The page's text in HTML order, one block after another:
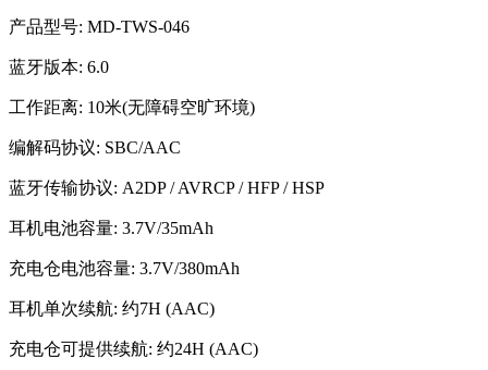
产品型号: MD-TWS-046
蓝牙版本: 6.0
工作距离: 10米(无障碍空旷环境)
编解码协议: SBC/AAC
蓝牙传输协议: A2DP / AVRCP / HFP / HSP
耳机电池容量: 3.7V/35mAh
充电仓电池容量: 3.7V/380mAh
耳机单次续航: 约7H (AAC)
充电仓可提供续航: 约24H (AAC)